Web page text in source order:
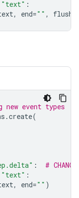
"text" :
, end="" , flush
new event types
.create(
:
#
"text" :
, end="" )